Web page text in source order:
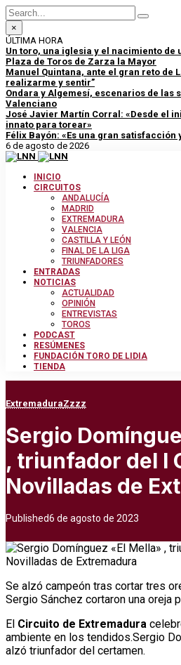
×
ÚLTIMA HORA
Un toro, una iglesia y el nacimiento de
Plaza de Toros de Zarza la Mayor
Manuel Quintana, ante el gran reto de
realizarme y sentir”
Ondara y Algemesí, escenarios de las
Valenciano
José Javier Martín Corral: «Desde el
innato para torear»
Félix Bayón: «Es una gran satisfacción
6 de agosto de 2026
INICIO
CIRCUITOS
ANDALUCÍA
MADRID
EXTREMADURA
VALENCIA
CASTILLA Y LEÓN
FINAL DE LA LIGA
TRIUNFADORES
ENTRADAS
NOTICIAS
ACTUALIDAD
OPINIÓN
ENTREVISTAS
TOROS
PODCAST
RESÚMENES
FUNDACIÓN TORO DE LIDIA
TIENDA
ExtremaduraZzzz
Sergio
, triunfador del I
Novilladas de
Published6 de agosto de 2023
Se alzó campeón tras cortar tres
Sergio Sánchez cortaron una oreja
El Circuito de Extremadura
ambiente en los tendidos.Sergio
alzó triunfador del certamen.